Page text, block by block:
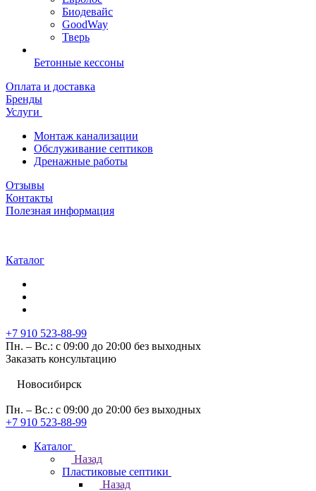
Биодевайс
GoodWay
Тверь
Бетонные кессоны
Оплата и доставка
Бренды
Услуги
Монтаж канализации
Обслуживание септиков
Дренажные работы
Отзывы
Контакты
Полезная информация
Каталог
+7 910 523-88-99
Пн. – Вс.: с 09:00 до 20:00 без выходных
Заказать консультацию
Новосибирск
Пн. – Вс.: с 09:00 до 20:00 без выходных
+7 910 523-88-99
Каталог
Назад
Пластиковые септики
Назад